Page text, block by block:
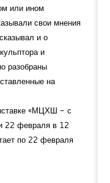
или ином
свои мнения
и о
и
разобраны
на
«МЦХШ - с
22 февраля в 12
по 22 февраля